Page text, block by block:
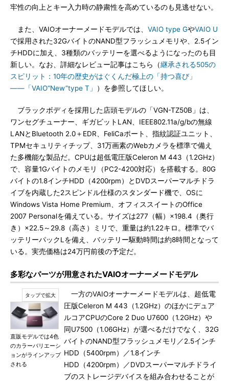
牢性の向上とキー入力時の静粛性を高めているのも見逃せない。
また、VAIOオーナーメードモデルでは、 VAIO type GやVAIO U
で採用された32GバイトのNAND型フラッシュメモリや、2.5イン
チHDDに加え、3種類のバッテリーを選べるようになったのも目
新しい。なお、詳細なレビュー記事はこちら（継承される505の
スピリット：10年の歴史がはぐくんだ極上の「持つ喜び」
――「VAIO“New”type T」
）を参照してほしい。
ブラックボディを採用した店頭モデルの「VGN-TZ50B」は、
ワンセグチューナー、ギガビットLAN、IEEE802.11a/g/bの無線
LANとBluetooth 2.0＋EDR、FeliCaポート、指紋認証ユニット、
TPMセキュリティチップ、31万画素のWebカメラを標準で備え
た多機能な製品だ。CPUは超低電圧版Celeron M 443（1.2GHz）
で、容量1Gバイトのメモリ（PC2-4200対応）を搭載する。80G
バイトの1.8インチHDD（4200rpm）とDVDスーパーマルチドラ
イブを内蔵した2スピンドル仕様のスタンダード機で、OSに
Windows Vista Home Premium、オフィススイートのOffice
2007 Personalを備えている。サイズは277（幅）×198.4（奥行
き）×22.5～29.8（高さ）ミリで、重量は約1.22キロ。標準でバ
ッテリーパックLを備え、バッテリー駆動時間は約8時間となって
いる。実売価格は24万円前後の予定だ。
多彩なパーツが用意されたVAIOオーナーメードモデル
直販モデルでは4色
のカラーバリエーシ
ョンがラインアップ
される
一方のVAIOオーナーメードモデルは、超低電
圧版Celeron M 443（1.2GHz）のほかにデュア
ルコアCPUのCore 2 Duo U7600（1.2GHz）や
同U7500（1.06GHz）が選べるだけでなく、32G
バイトのNAND型フラッシュメモリ／2.5インチ
HDD（5400rpm）／1.8インチ
HDD（4200rpm）／DVDスーパーマルチドライ
ブのストレージデバイスを組み合わせることが